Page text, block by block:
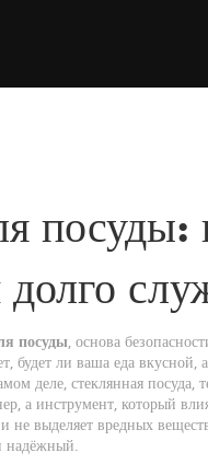
посуды:
посуды, основа
будет ли ваша еда вкусной,
деле, стеклянная посуда,
а инструмент, который
не выделяет вредных
надёжный.